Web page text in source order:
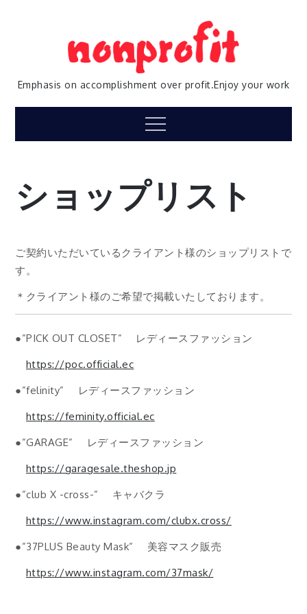
Emphasis on accomplishment over profit.Enjoy your work
Menu
ショップリスト
ご契約いただいているクライアント様のショップリストで
す。
＊クライアント様のご希望で掲載いたしております。
●”PICK OUT CLOSET” レディースファッション
https://poc.official.ec
●”felinity” レディースファッション
https://feminity.official.ec
●”GARAGE” レディースファッション
https://garagesale.theshop.jp
●”club X -cross-” キャバクラ
https://www.instagram.com/clubx.cross/
●”37PLUS Beauty Mask” 美容マスク販売
https://www.instagram.com/37mask/